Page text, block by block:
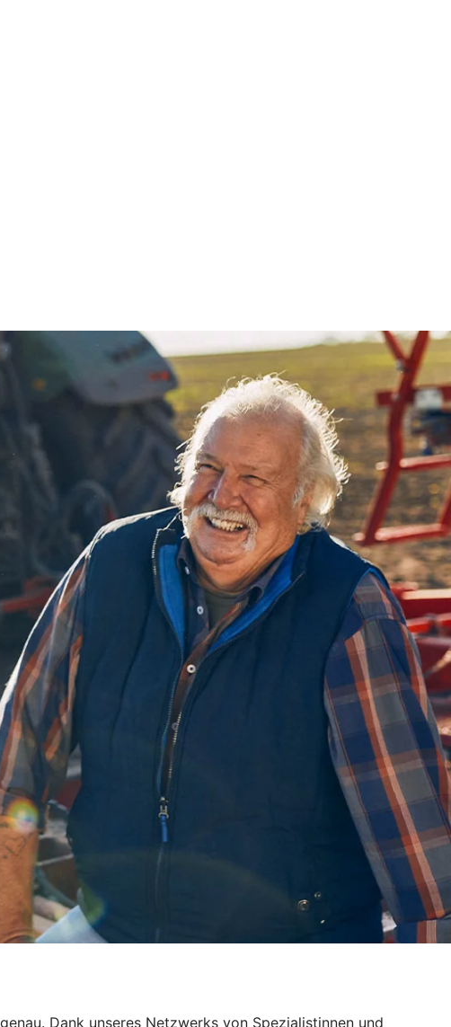
Dank unseres Netzwerks von Spezialistinnen und